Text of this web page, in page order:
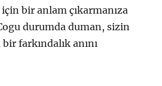
bir anlam çıkarmanıza
durumda duman, sizin
farkındalık anını